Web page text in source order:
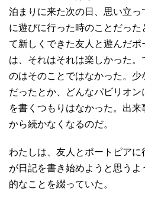
泊まりに来た次の日、思い立
に遊びに行った時のことだっ
て新しくできた友人と遊んだポ
は、それはそれは楽しかった
のはそのことではなかった。少
だったとか、どんなパビリオン
を書くつもりはなかった。出
から続かなくなるのだ。
わたしは、友人とポートピア
が日記を書き始めようと思う
的なことを綴っていた。